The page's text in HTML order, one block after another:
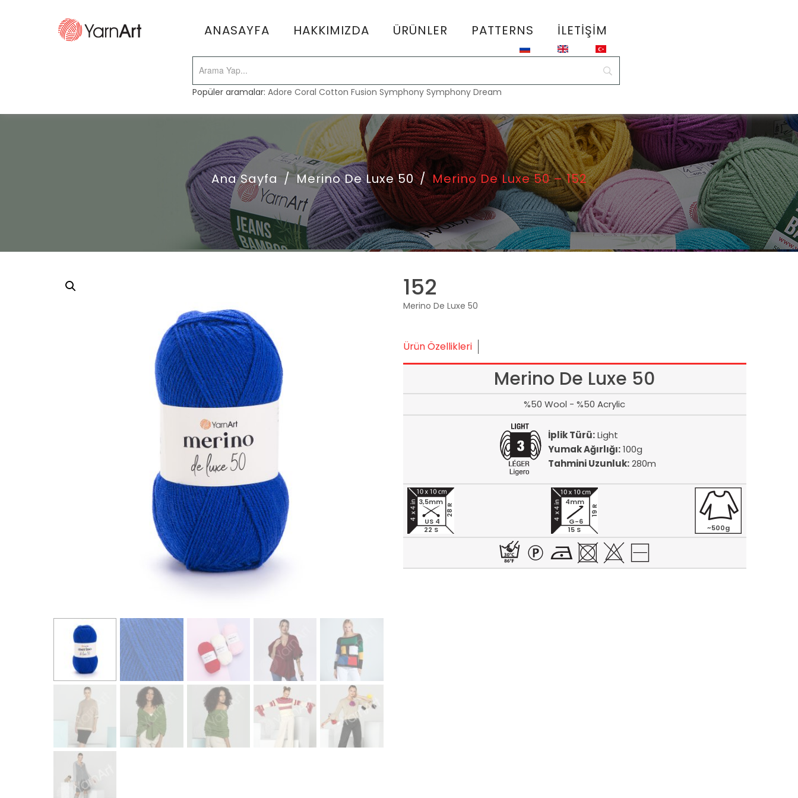
ANASAYFA HAKKIMIZDA ÜRÜNLER PATTERNS İLETIŞIM
Popüler aramalar:Adore Coral Cotton Fusion Symphony Symphony Dream
Ana Sayfa / Merino De Luxe 50 / Merino De Luxe 50 – 152
152
Merino De Luxe 50
Ürün Özellikleri
Merino De Luxe 50
%50 Wool - %50 Acrylic
İplik Türü:Light
Yumak Ağırlığı:100g
Tahmini Uzunluk:280m
22 S
28 R
3,5mm
US 4
15 S
19 R
4mm
G-6
~500g